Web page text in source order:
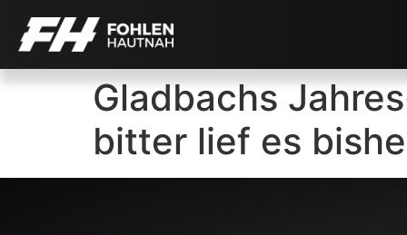
Gladbachs
bitter lief es